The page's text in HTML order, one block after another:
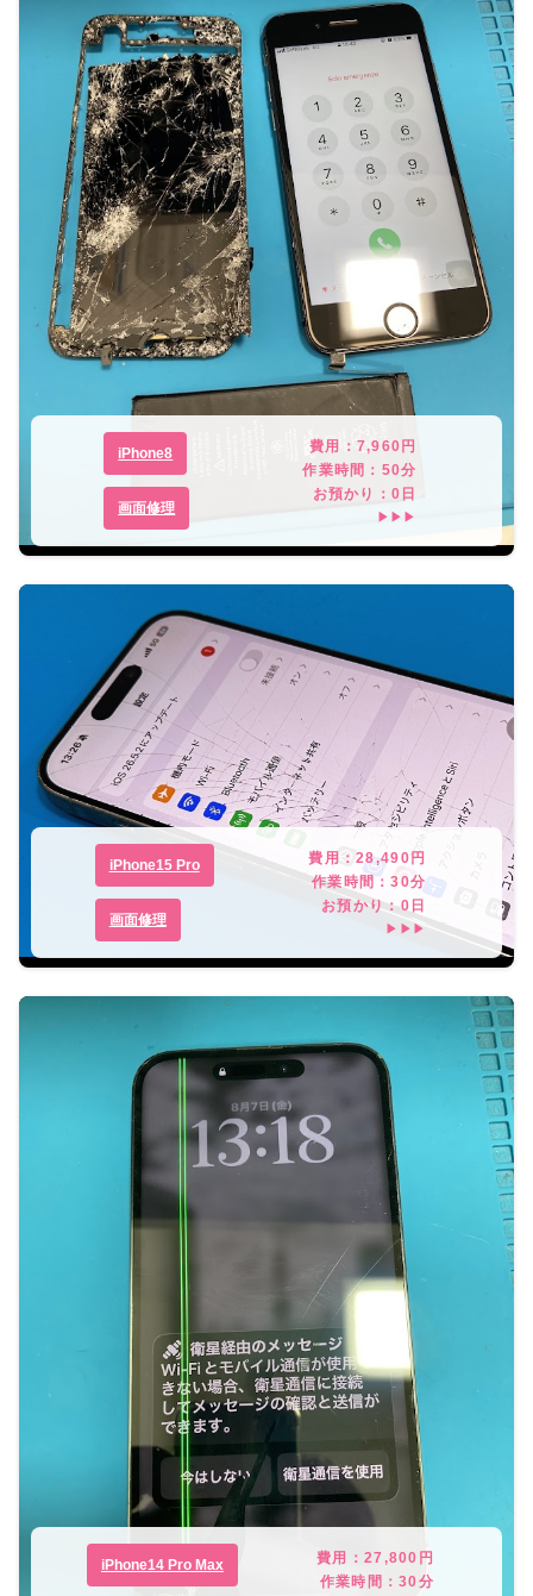
iPhone8
画面修理
費用： 7,960 円
作業時間： 50分
お預かり：0 日
▶▶▶
iPhone15 Pro
画面修理
費用：28,490円
作業時間：30分
お預かり：0 日
▶▶▶
iPhone14 Pro Max 費用： 27,800 円
作業時間：30分